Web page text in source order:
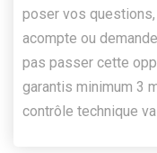
poser vos
acompte ou
pas passer cette
garantis minimum 3
contrôle technique